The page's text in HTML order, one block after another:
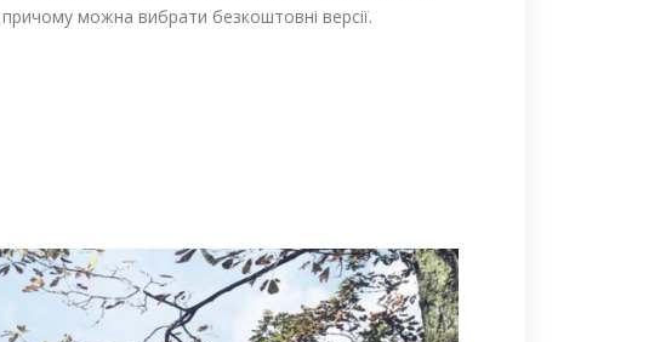
можна вибрати безкоштовні версії.